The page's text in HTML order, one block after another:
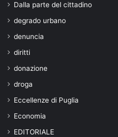
Dalla parte del cittadino
degrado urbano
denuncia
diritti
donazione
droga
Eccellenze di Puglia
Economia
EDITORIALE